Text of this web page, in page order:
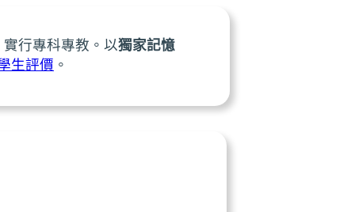
行專科專教。以獨家記憶
生評價 。